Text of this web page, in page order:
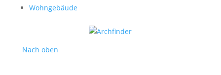
Wohngebäude
Nach oben